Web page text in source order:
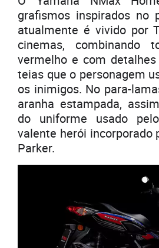
grafismos inspirados no
atualmente é vivido por
cinemas,
vermelho e com
teias que o personagem
os inimigos. No para-
aranha estampada,
do uniforme usado
valente herói incorporado
Parker.